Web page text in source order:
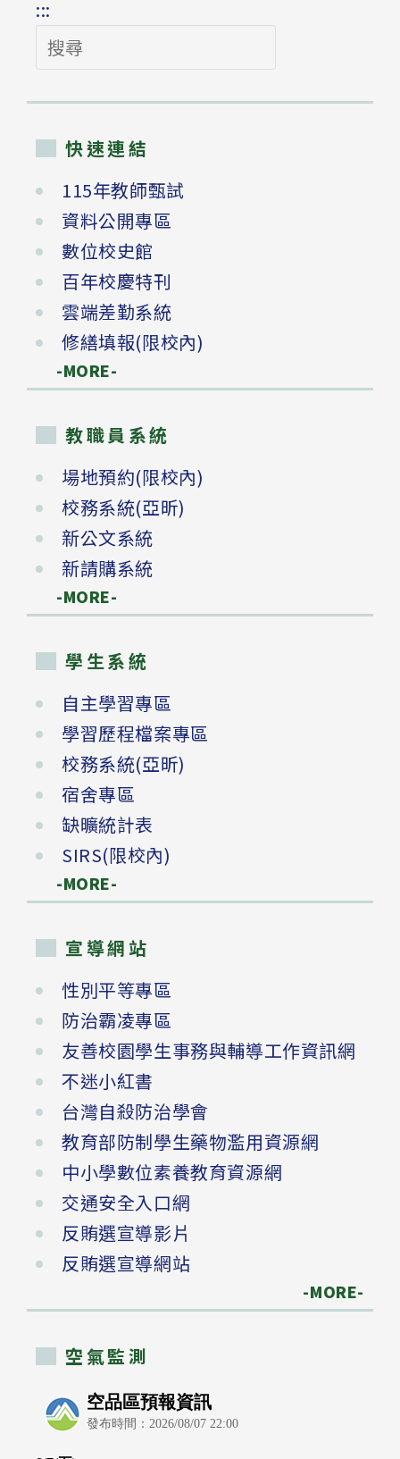
:::
搜
尋
快速連結
115年教師甄試
資料公開專區
數位校史館
百年校慶特刊
雲端差勤系統
修繕填報(限校內)
-MORE-
教職員系統
場地預約(限校內)
校務系統(亞昕)
新公文系統
新請購系統
-MORE-
學生系統
自主學習專區
學習歷程檔案專區
校務系統(亞昕)
宿舍專區
缺曠統計表
SIRS(限校內)
-MORE-
宣導網站
性別平等專區
防治霸凌專區
友善校園學生事務與輔導工作資訊網
不迷小紅書
台灣自殺防治學會
教育部防制學生藥物濫用資源網
中小學數位素養教育資源網
交通安全入口網
反賄選宣導影片
反賄選宣導網站
-MORE-
空氣監測